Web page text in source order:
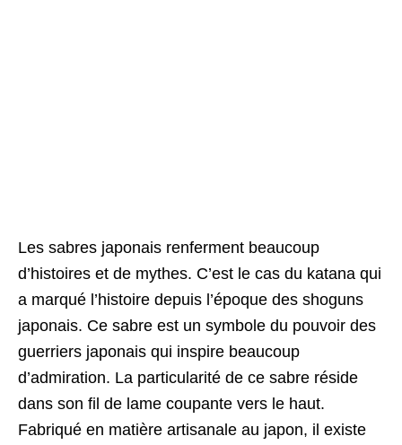
Les sabres japonais renferment beaucoup
d’histoires et de mythes. C’est le cas du katana qui
a marqué l’histoire depuis l’époque des shoguns
japonais. Ce sabre est un symbole du pouvoir des
guerriers japonais qui inspire beaucoup
d’admiration. La particularité de ce sabre réside
dans son fil de lame coupante vers le haut.
Fabriqué en matière artisanale au japon, il existe